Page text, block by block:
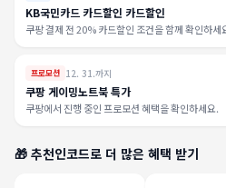
KB국민카드 카드할인 카드할인
쿠팡 결제 전 20% 카드할인 조건을 함께 확인하세
프로모션 12. 31.까지
쿠팡 게이밍노트북 특가
쿠팡에서 진행 중인 프로모션 혜택을 확인하세요.
🎁 추천인코드로 더 많은 혜택 받기